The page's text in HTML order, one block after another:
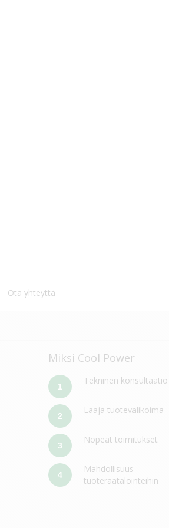
Ota yhteyttä
Miksi Cool Power
1
Tekninen konsultaatio
2
Laaja tuotevalikoima
3
Nopeat toimitukset
4
Mahdollisuus
tuoteräätälöinteihin